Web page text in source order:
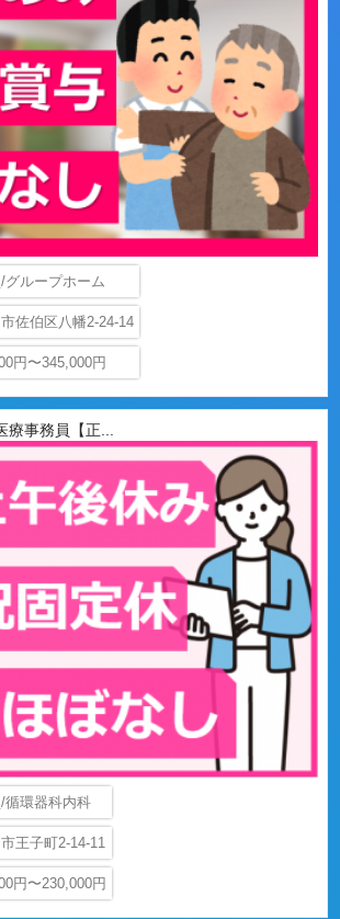
グループホーム
佐伯区八幡2-24-14
円〜345,000円
療事務員【正...
循環器科内科
王子町2-14-11
円〜230,000円